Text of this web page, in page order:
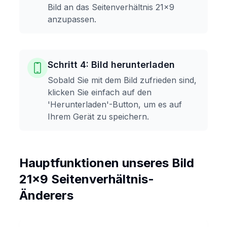
Bild an das Seitenverhältnis 21x9
anzupassen.
Schritt 4: Bild herunterladen
Sobald Sie mit dem Bild zufrieden sind,
klicken Sie einfach auf den
'Herunterladen'-Button, um es auf
Ihrem Gerät zu speichern.
Hauptfunktionen unseres Bild
21x9 Seitenverhältnis-
Änderers